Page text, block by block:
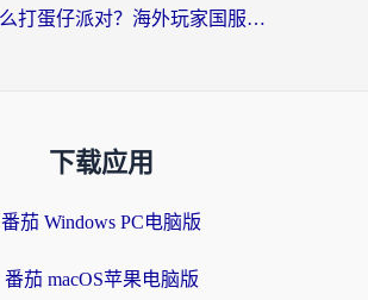
在国外怎么打蛋仔派对？海外玩家国服游戏加速避坑指南（附实测推荐）
下载应用
番茄 Windows PC电脑版
番茄 macOS苹果电脑版